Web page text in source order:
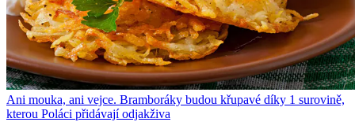
Ani mouka, ani vejce. Bramboráky budou křupavé díky 1 surovině,
kterou Poláci přidávají odjakživa